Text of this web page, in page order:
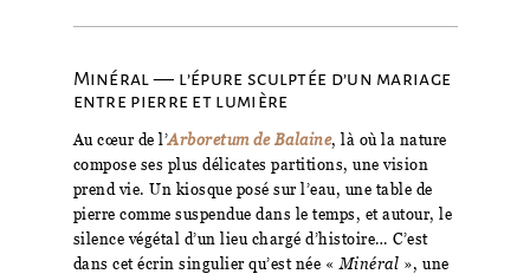
Minéral — l’épure sculptée d’un mariage
entre pierre et lumière
Au cœur de l’Arboretum de Balaine, là où la nature
compose ses plus délicates partitions, une vision
prend vie. Un kiosque posé sur l’eau, une table de
pierre comme suspendue dans le temps, et autour, le
silence végétal d’un lieu chargé d’histoire… C’est
dans cet écrin singulier qu’est née « Minéral », une